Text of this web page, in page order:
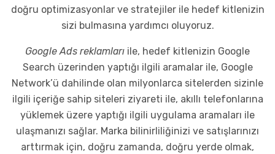
doğru optimizasyonlar ve stratejiler ile hedef kitlenizin
sizi bulmasına yardımcı oluyoruz.
Google Ads reklamları ile, hedef kitlenizin Google
Search üzerinden yaptığı ilgili aramalar ile, Google
Network’ü dahilinde olan milyonlarca sitelerden sizinle
ilgili içeriğe sahip siteleri ziyareti ile, akıllı telefonlarına
yüklemek üzere yaptığı ilgili uygulama aramaları ile
ulaşmanızı sağlar. Marka bilinirliliğinizi ve satışlarınızı
arttırmak için, doğru zamanda, doğru yerde olmak,